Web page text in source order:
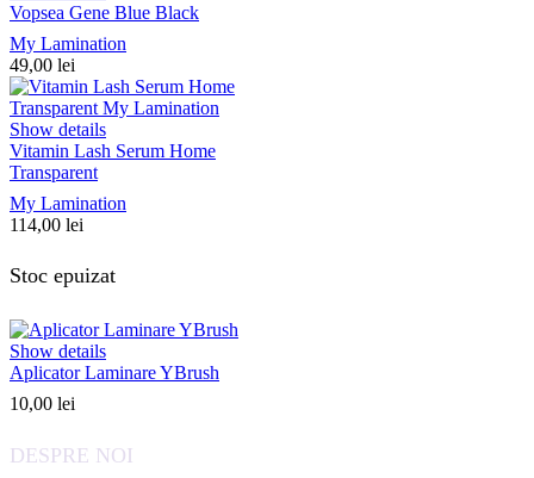
Vopsea Gene Blue Black
My Lamination
49,00 lei
Show details
Vitamin Lash Serum Home
Transparent
My Lamination
114,00 lei
Stoc epuizat
Show details
Aplicator Laminare YBrush
10,00 lei
DESPRE NOI